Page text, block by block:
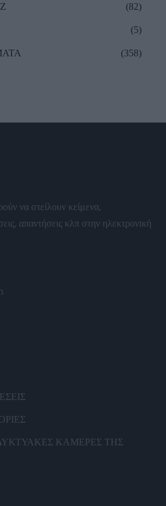
(82)
(5)
(358)
να στείλουν κείμενα,
απαντήσεις κλπ στην ηλεκτρονική
ΚΑΜΕΡΕΣ ΤΗΣ